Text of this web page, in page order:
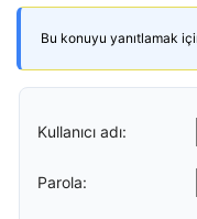
Bu konuyu yanıtlamak
Kullanıcı adı:
Parola: